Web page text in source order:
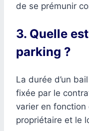
de se prémunir
3. Quelle
parking ?
La durée d’un
fixée par le
varier en
propriétaire et le